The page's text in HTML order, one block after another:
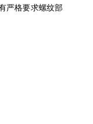
严格要求螺纹部